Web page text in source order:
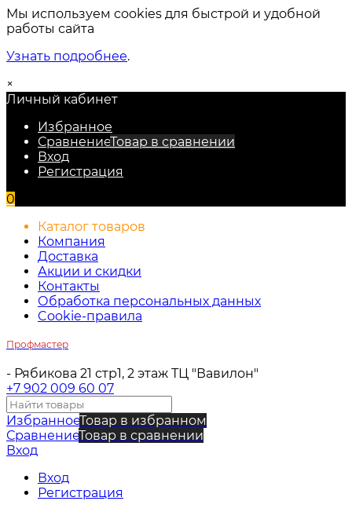
Мы используем cookies для быстрой и удобной
работы сайта
Узнать подробнее.
×
Личный кабинет
Избранное
СравнениеТовар в сравнении
Вход
Регистрация
0
Каталог товаров
Компания
Доставка
Акции и скидки
Контакты
Обработка персональных данных
Cookie-правила
Профмастер
- Рябикова 21 стр1, 2 этаж ТЦ "Вавилон"
+7 902 009 60 07
ИзбранноеТовар в избранном
СравнениеТовар в сравнении
Вход
Вход
Регистрация